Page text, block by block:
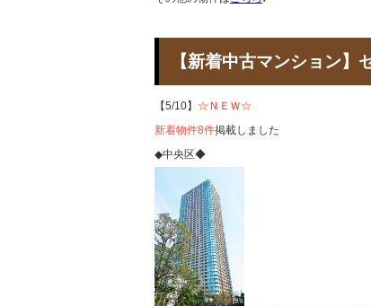
【新着中古マンション
【5/10】 ☆ＮＥＷ☆
新着物件8件掲載しました
◆中央区◆